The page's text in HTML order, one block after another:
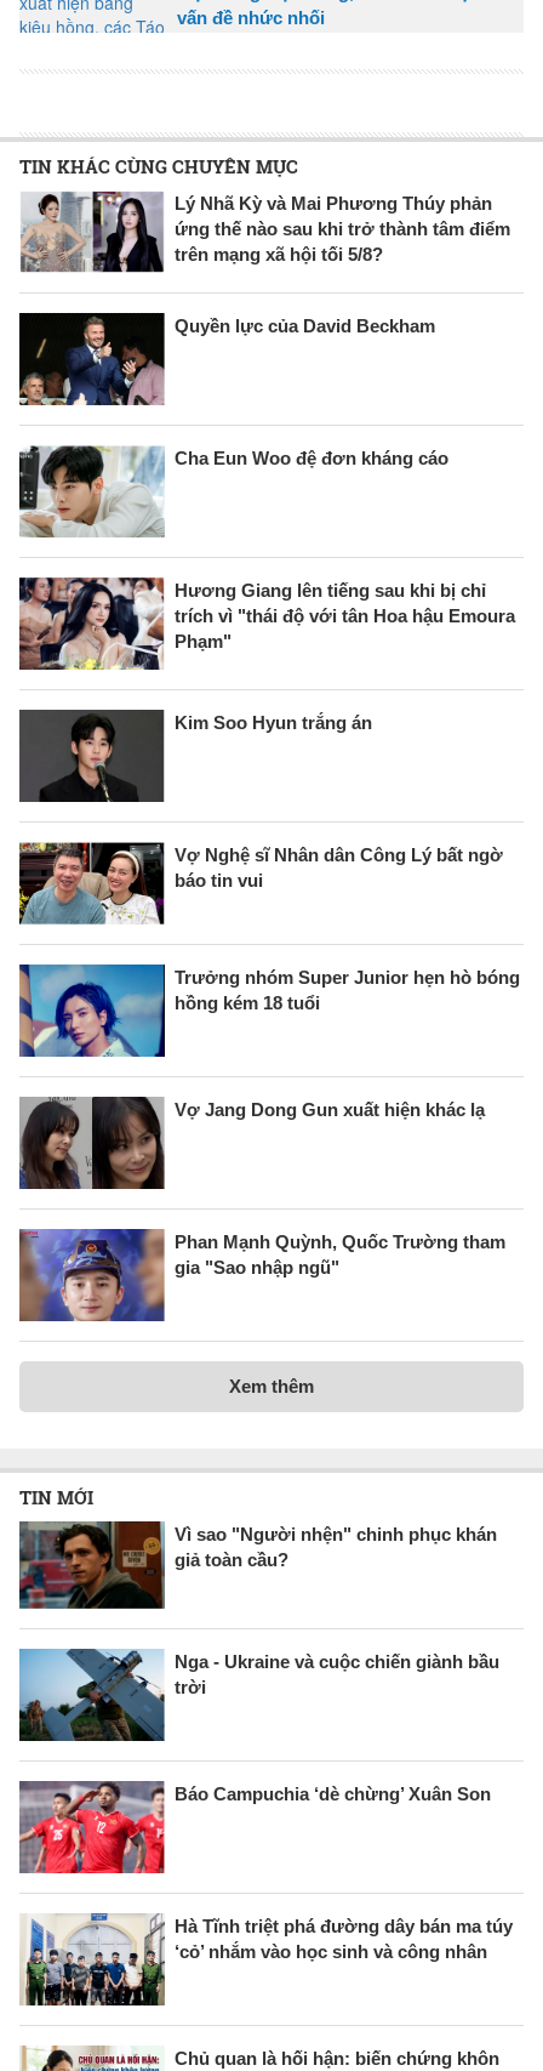
vấn đề nhức nhối
TIN KHÁC CÙNG CHUYÊN MỤC
Lý Nhã Kỳ và Mai Phương Thúy phản
ứng thế nào sau khi trở thành tâm điểm
trên mạng xã hội tối 5/8?
Quyền lực của David Beckham
Cha Eun Woo đệ đơn kháng cáo
Hương Giang lên tiếng sau khi bị chỉ
trích vì "thái độ với tân Hoa hậu Emoura
Phạm"
Kim Soo Hyun trắng án
Vợ Nghệ sĩ Nhân dân Công Lý bất ngờ
báo tin vui
Trưởng nhóm Super Junior hẹn hò bóng
hồng kém 18 tuổi
Vợ Jang Dong Gun xuất hiện khác lạ
Phan Mạnh Quỳnh, Quốc Trường tham
gia "Sao nhập ngũ"
Xem thêm
TIN MỚI
Vì sao "Người nhện" chinh phục khán
giả toàn cầu?
Nga - Ukraine và cuộc chiến giành bầu
trời
Báo Campuchia ‘dè chừng’ Xuân Son
Hà Tĩnh triệt phá đường dây bán ma túy
‘cỏ’ nhắm vào học sinh và công nhân
Chủ quan là hối hận: biến chứng khôn